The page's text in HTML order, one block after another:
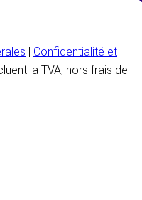
| Confidentialité et
la TVA, hors frais de